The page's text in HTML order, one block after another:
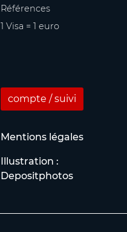
Références
1 Visa = 1 euro
compte / suivi
Mentions légales
Illustration :
Depositphotos